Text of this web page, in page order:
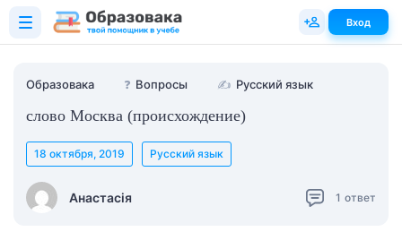
Образовака ❓ Вопросы ✍ Русский язык
слово Москва (происхождение)
Анастасія
18 октября, 2019 Русский язык
1 ответ
Вход